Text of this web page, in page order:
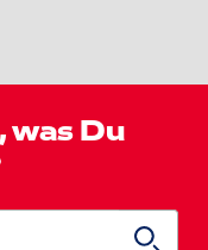
was Du